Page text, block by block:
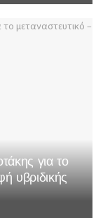
για το
υβριδικής